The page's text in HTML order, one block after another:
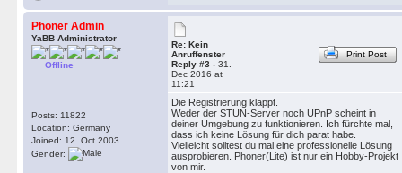
Phoner Admin
YaBB Administrator
Offline
Posts: 11822
Location: Germany
Joined: 12. Oct 2003
Gender:
Re: Kein
Anruffenster
Reply #3 - 31.
Dec 2016 at
11:21
Print Post
Die Registrierung klappt.
Weder der STUN-Server noch UPnP scheint in
deiner Umgebung zu funktionieren. Ich fürchte mal,
dass ich keine Lösung für dich parat habe.
Vielleicht solltest du mal eine professionelle Lösung
ausprobieren. Phoner(Lite) ist nur ein Hobby-Projekt
von mir.